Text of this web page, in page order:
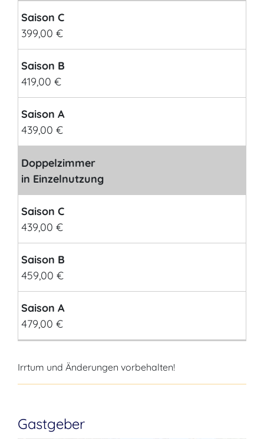
Saison C
399,00 €
Saison B
419,00 €
Saison A
439,00 €
Doppelzimmer
in Einzelnutzung
Saison C
439,00 €
Saison B
459,00 €
Saison A
479,00 €
Irrtum und Änderungen vorbehalten!
Gastgeber